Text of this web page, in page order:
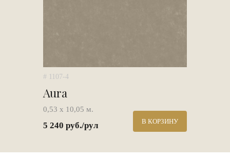
# 1107-4
Aura
0,53 х 10,05 м.
5 240 руб./рул В КОРЗИНУ